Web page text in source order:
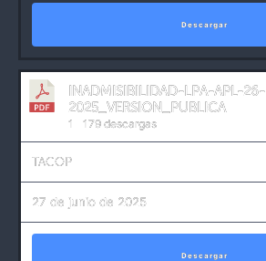
Descargar
INADMISIBILIDAD-LPA-APL-26-
2025_VERSION_PUBLICA
1 179 descargas
TACOP
27 de junio de 2025
Descargar